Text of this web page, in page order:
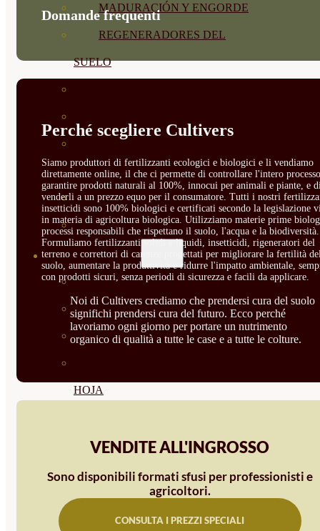
MADURACIÓN Y ENGORDE
REGENERADORES DEL
SUELO
PROTECCIÓN CULTIVOS Y
PLANTAS
PLANTAS INTERIOR
GROWPUNCH
SEMILLAS
VER TODAS
BIODINÁMICAS DEMETER
HORTALIZA FRUTO
HOJA
SEMILLAS FLORES
SEMILLAS FLORES
COMESTIBLES
SEMILLAS TRADICIONALES
Domande frequenti
Perché scegliere Cultivers
Siamo produttori di fertilizzanti ecologici e biologici e li vendiamo
direttamente online, il che ci permette di controllare l'intero
garantire prodotti naturali al 100%, innocui per animali e piante, e
venderli a un prezzo equo per il consumatore. Tutti i nostri
insetticidi sono 100% biologici e certificati secondo la legislazione
in materia di agricoltura biologica. Utilizziamo materie prime
processi responsabili che rispettano il suolo, l'acqua e la biodiversità.
Formuliamo fertilizzanti solidi e liquidi, insetticidi, rigeneratori del
terreno e correttori di carenze progettati per migliorare la fertilità
suolo, aumentare la produttività e ridurre l'impatto ambientale,
con prodotti sicuri, senza periodi di sicurezza e facili da applicare.
Noi di Cultivers crediamo che prendersi cura del suolo
significhi prendersi cura del futuro. Ecco perché
lavoriamo ogni giorno per portare un nutrimento
organico di qualità a tutte le case e a tutte le colture.
VENDITE ALL'INGROSSO
Sono disponibili formati sfusi per professionisti e
agricoltori.
CONSULTA I PREZZI SPECIALI